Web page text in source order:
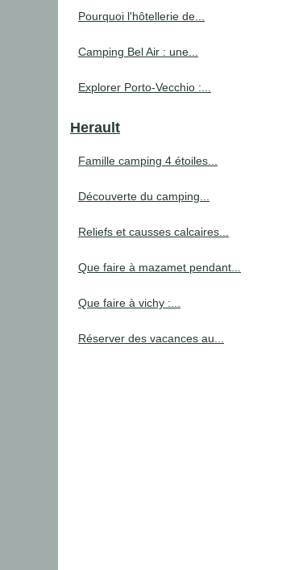
Pourquoi l'hôtellerie de...
Camping Bel Air : une...
Explorer Porto-Vecchio :...
Herault
Famille camping 4 étoiles...
Découverte du camping...
Reliefs et causses calcaires...
Que faire à mazamet pendant...
Que faire à vichy :...
Réserver des vacances au...